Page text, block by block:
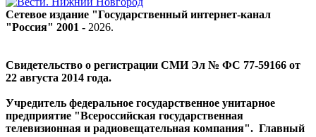
Сетевое издание "Государственный интернет-канал
"Россия" 2001 - 2026.
Свидетельство о регистрации СМИ Эл № ФС 77-59166 от
22 августа 2014 года.
Учредитель федеральное государственное унитарное
предприятие "Всероссийская государственная
телевизионная и радиовещательная компания". Главный